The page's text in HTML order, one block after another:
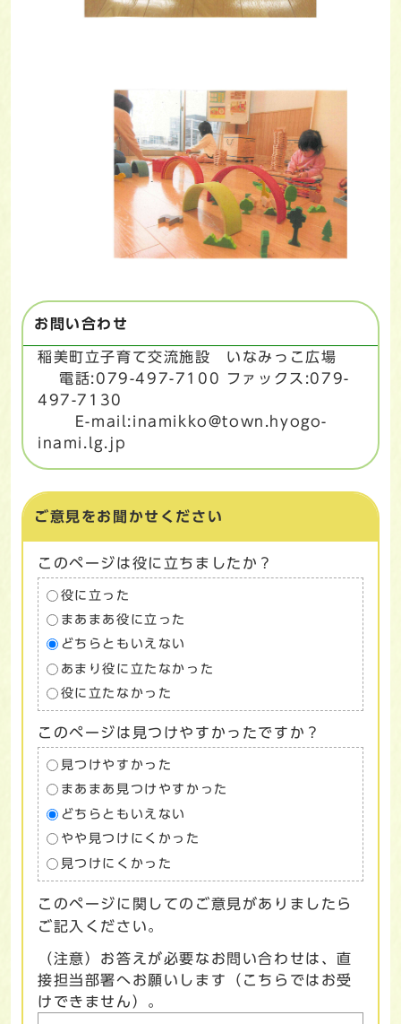
お問い合わせ
稲美町立子育て交流施設 いなみっこ広場
電話:079-497-7100 ファックス:079-
497-7130
E-mail:inamikko@town.hyogo-
inami.lg.jp
ご意見をお聞かせください
このページは役に立ちましたか？
役に立った
まあまあ役に立った
どちらともいえない
あまり役に立たなかった
役に立たなかった
このページは見つけやすかったですか？
見つけやすかった
まあまあ見つけやすかった
どちらともいえない
やや見つけにくかった
見つけにくかった
このページに関してのご意見がありましたら
ご記入ください。
（注意）お答えが必要なお問い合わせは、直
接担当部署へお願いします（こちらではお受
けできません）。